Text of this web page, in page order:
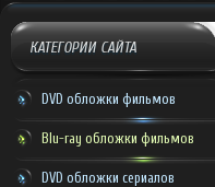
КАТЕГОРИИ САЙТА
DVD обложки фильмов
Blu-ray обложки фильмов
DVD обложки сериалов